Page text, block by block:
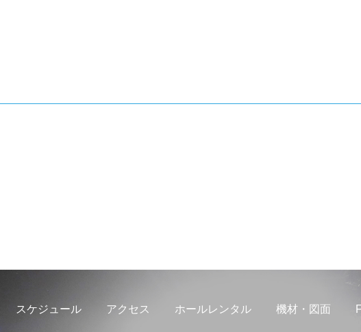
スケジュール アクセス ホールレンタル 機材・図面